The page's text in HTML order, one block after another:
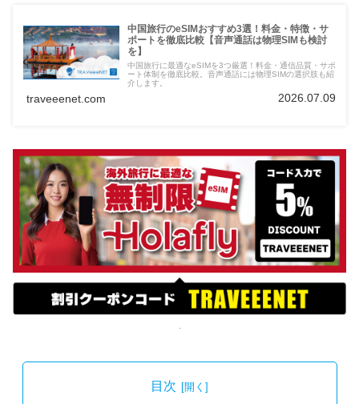
中国旅行のeSIMおすすめ3選！料金・特徴・サ
ポートを徹底比較【音声通話は物理SIMも検討
を】
中国旅行に最適なeSIMを3つ厳選！料金・通信品質・サポ
ート体制を徹底比較。音声通話には物理SIMの選択肢も紹
介します。
traveeenet.com 2026.07.09
目次